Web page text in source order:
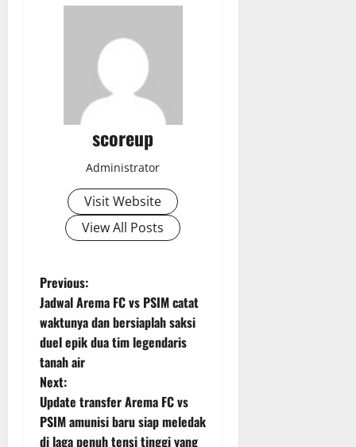
scoreup
Administrator
Visit Website
View All Posts
P
o
s
t
n
Previous:
Jadwal Arema FC vs PSIM catat
waktunya dan bersiaplah saksi
duel epik dua tim legendaris
tanah air
Next:
Update transfer Arema FC vs
PSIM amunisi baru siap meledak
di laga penuh tensi tinggi yang